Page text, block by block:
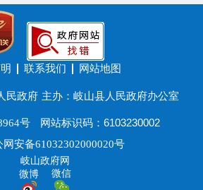
联系我们 网站地图
民政府 主办：岐山县人民政府办公室
号 网站标识码：6103230002
安备61032302000020号
岐山政府网
微博 微信